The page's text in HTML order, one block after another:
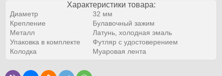
Характеристики товара:
Диаметр
32 мм
Крепление
Булавочный зажим
Металл
Латунь, холодная эмаль
Упаковка в комплекте
Футляр с удостоверением
Колодка
Муаровая лента